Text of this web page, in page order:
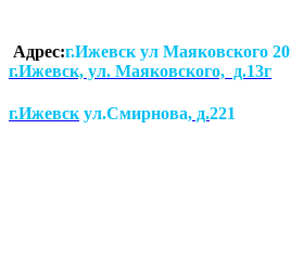
Адрес:г.Ижевск ул Маяковского
г.Ижевск, ул. Маяковского, д.13г
г.Ижевск ул.Смирнова, д.221